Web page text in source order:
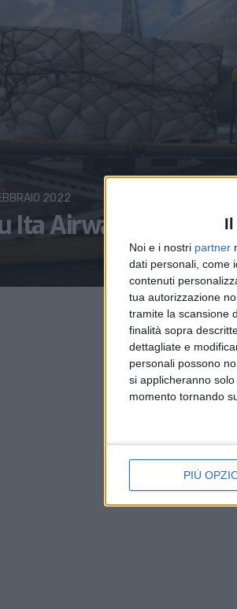
Il
Noi e i nostri partner
dati personali, come
contenuti
tua autorizzazione
tramite la scansione
finalità sopra
dettagliate e
personali possono
si applicheranno
momento tornando
PIÙ
Ita Airways: le
2022